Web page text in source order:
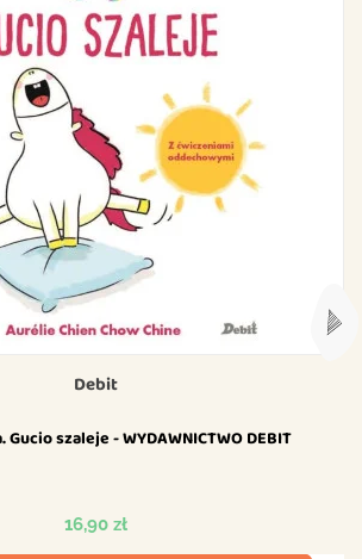
Debit
Gucio szaleje - WYDAWNICTWO DEBIT
Cena
16,90 zł